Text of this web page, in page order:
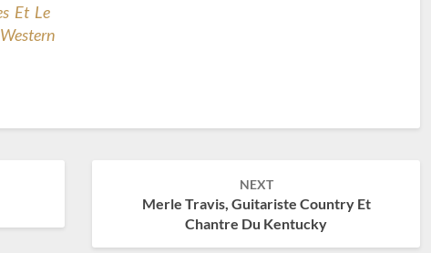
Et Le
Western
NEXT
Merle Travis, Guitariste Country Et
Chantre Du Kentucky